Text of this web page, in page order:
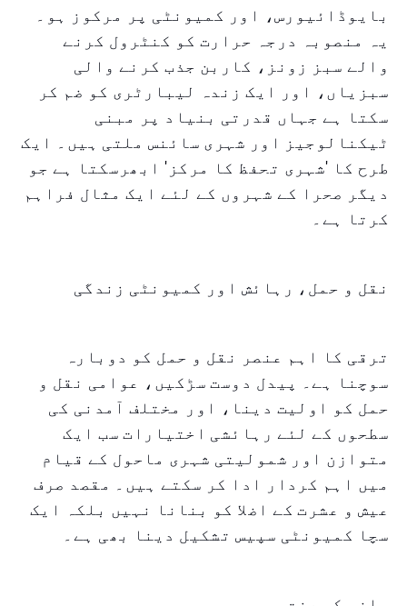
بایوڈائیورس، اور کمیونٹی پر مرکوز ہو۔
یہ منصوبہ درجہ حرارت کو کنٹرول کرنے
والے سبز زونز، کاربن جذب کرنے والی
سبزیاں، اور ایک زندہ لیبارٹری کو ضم کر
سکتا ہے جہاں قدرتی بنیاد پر مبنی
ٹیکنالوجیز اور شہری سائنس ملتی ہیں۔ ایک
طرح کا 'شہری تحفظ کا مرکز' ابھرسکتا ہے جو
دیگر صحرا کے شہروں کے لئے ایک مثال فراہم
کرتا ہے۔
نقل و حمل، رہائش اور کمیونٹی زندگی
ترقی کا اہم عنصر نقل و حمل کو دوبارہ
سوچنا ہے۔ پیدل دوست سڑکیں، عوامی نقل و
حمل کو اولیت دینا، اور مختلف آمدنی کی
سطحوں کے لئے رہائشی اختیارات سب ایک
متوازن اور شمولیتی شہری ماحول کے قیام
میں اہم کردار ادا کر سکتے ہیں۔ مقصد صرف
عیش و عشرت کے اضلا کو بنانا نہیں بلکہ ایک
سچا کمیونٹی سپیس تشکیل دینا بھی ہے۔